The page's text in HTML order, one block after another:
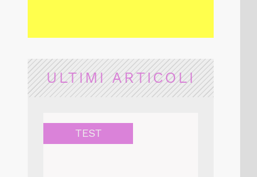
ULTIMI ARTICOLI
TEST